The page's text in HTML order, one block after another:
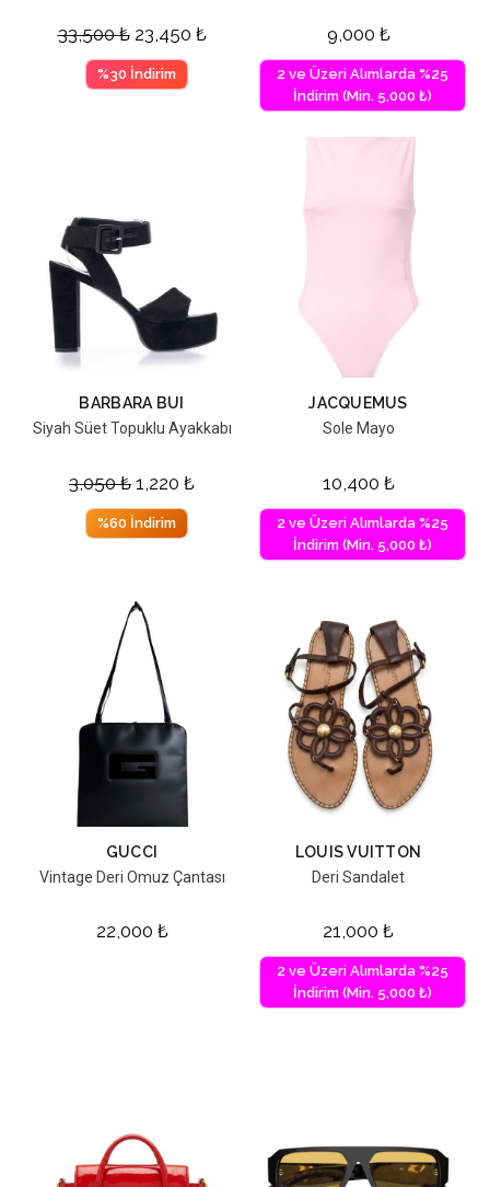
33,500₺ 23,450 ₺
%30 İndirim
9,000 ₺
2 ve Üzeri Alımlarda %25
İndirim (Min. 5,000 ₺)
BARBARA BUI
Siyah Süet Topuklu Ayakkabı
3,050₺ 1,220 ₺
%60 İndirim
JACQUEMUS
Sole Mayo
10,400 ₺
2 ve Üzeri Alımlarda %25
İndirim (Min. 5,000 ₺)
GUCCI
Vintage Deri Omuz Çantası
22,000 ₺
LOUIS VUITTON
Deri Sandalet
21,000 ₺
2 ve Üzeri Alımlarda %25
İndirim (Min. 5,000 ₺)